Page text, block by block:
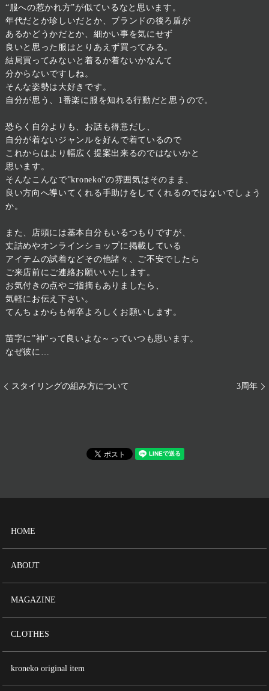
“服への惹かれ方”が似ているなと思います。
年代だとか珍しいだとか、ブランドの後ろ盾が
あるかどうかだとか、細かい事を気にせず
良いと思った服はとりあえず買ってみる。
結局買ってみないと着るか着ないかなんて
分からないですしね。
そんな姿勢は大好きです。
自分が思う、1番楽に服を知れる行動だと思うので。
恐らく自分よりも、お話も得意だし、
自分が着ないジャンルを好んで着ているので
これからはより幅広く提案出来るのではないかと
思います。
そんなこんなで”kroneko”の雰囲気はそのまま、
良い方向へ導いてくれる手助けをしてくれるのではないでしょう
か。
また、店頭には基本自分もいるつもりですが、
丈詰めやオンラインショップに掲載している
アイテムの試着などその他諸々、ご不安でしたら
ご来店前にご連絡お願いいたします。
お気付きの点やご指摘もありましたら、
気軽にお伝え下さい。
てんちょからも何卒よろしくお願いします。
苗字に”神”って良いよな～っていつも思います。
なぜ彼に…
スタイリングの組み方について 3周年
HOME
ABOUT
MAGAZINE
CLOTHES
kroneko original item